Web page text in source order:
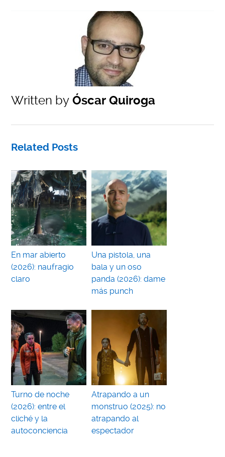
Written by Óscar Quiroga
Related Posts
En mar abierto
(2026): naufragio
claro
Una pistola, una
bala y un oso
panda (2026): dame
más punch
Turno de noche
(2026): entre el
cliché y la
autoconciencia
Atrapando a un
monstruo (2025): no
atrapando al
espectador